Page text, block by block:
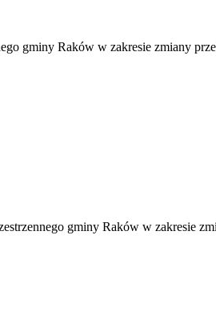
gminy Raków w zakresie zmiany
gminy Raków w zakresie